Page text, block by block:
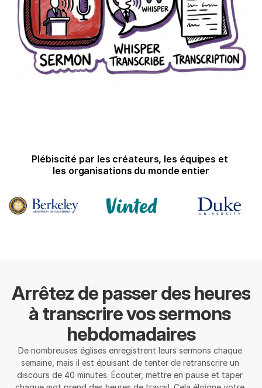
Plébiscité par les créateurs, les équipes et
les organisations du monde entier
Arrêtez de passer des heures
à transcrire vos sermons
hebdomadaires
De nombreuses églises enregistrent leurs sermons chaque
semaine, mais il est épuisant de tenter de retranscrire un
discours de 40 minutes. Écouter, mettre en pause et taper